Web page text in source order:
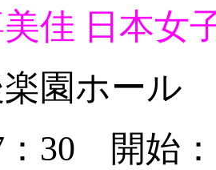
美佳 日本
園ホール
：30 開始